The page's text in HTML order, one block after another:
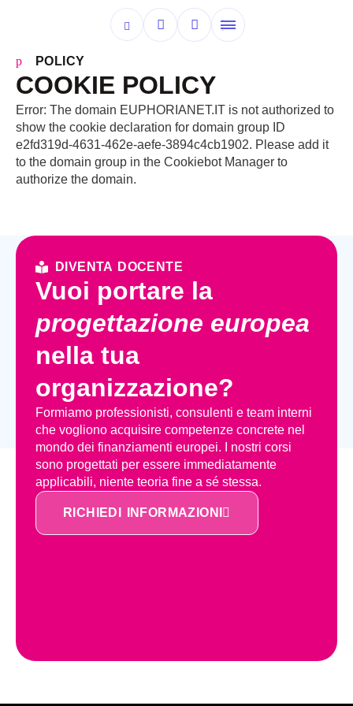
POLICY
COOKIE POLICY
Error: The domain EUPHORIANET.IT is not authorized to
show the cookie declaration for domain group ID
e2fd319d-4631-462e-aefe-3894c4cb1902. Please add it
to the domain group in the Cookiebot Manager to
authorize the domain.
DIVENTA DOCENTE
Vuoi portare la
progettazione europea
nella tua
organizzazione?
Formiamo professionisti, consulenti e team interni
che vogliono acquisire competenze concrete nel
mondo dei finanziamenti europei. I nostri corsi
sono progettati per essere immediatamente
applicabili, niente teoria fine a sé stessa.
RICHIEDI INFORMAZIONI